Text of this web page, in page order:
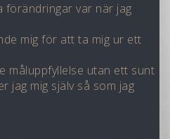
förändringar var när jag
mig för att ta mig ur ett
måluppfyllelse utan ett sunt
jag mig själv så som jag